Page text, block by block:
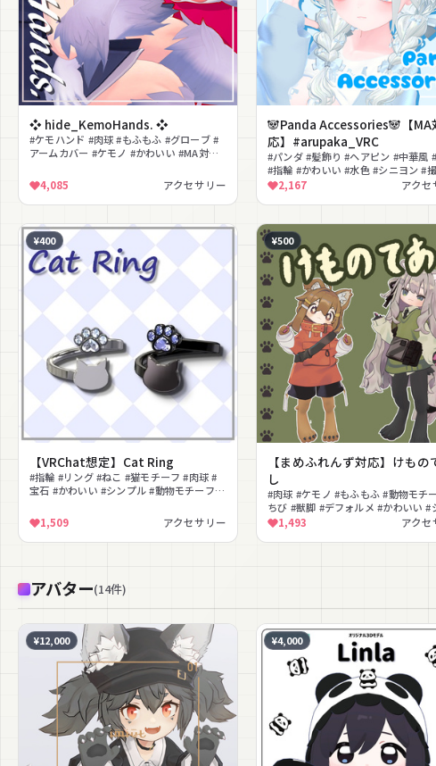
❖ hide_KemoHands. ❖
#ケモハンド #肉球 #もふもふ #グローブ #
アームカバー #ケモノ #かわいい #MA対応
4,085
アクセサリー
🐼Panda Accessories🐼【MA
応】#arupaka_VRC
#パンダ #髪飾り #ヘアピン #中華風
#指輪 #かわいい #水色 #シニヨン #
け2,167 アクセ
¥400
【VRChat想定】Cat Ring
#指輪 #リング #ねこ #猫モチーフ #肉球 #
宝石 #かわいい #シンプル #動物モチーフ #
1,509
アクセサリー
¥500
【まめふれんず対応】けもの
し
#肉球 #ケモノ #もふもふ #動物モチ
ちび #獣脚 #デフォルメ #かわいい #
プキー #MA対応
1,493 アクセ
アバター(14件)
¥12,000 ¥4,000